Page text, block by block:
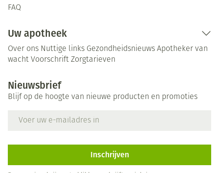
FAQ
Uw apotheek
Over ons Nuttige links Gezondheidsnieuws Apotheker van
wacht Voorschrift Zorgtarieven
Nieuwsbrief
Blijf op de hoogte van nieuwe producten en promoties
Inschrijven